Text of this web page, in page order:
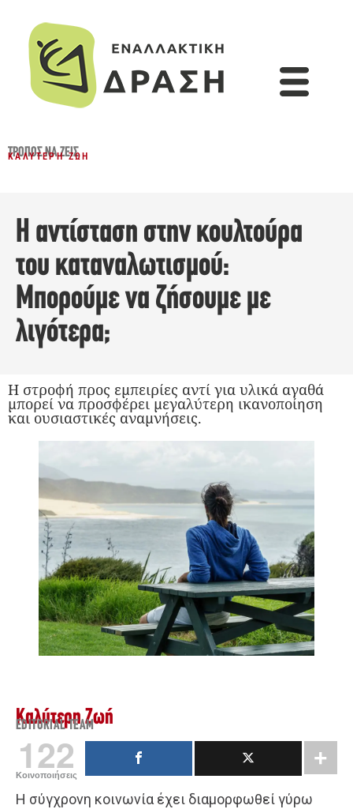
ΤΡΌΠΟΣ ΝΑ ΖΕΙΣ
ΚΑΛΎΤΕΡΗ ΖΩΉ
Η αντίσταση στην κουλτούρα
του καταναλωτισμού:
Μπορούμε να ζήσουμε με
λιγότερα;
Η στροφή προς εμπειρίες αντί για υλικά αγαθά
μπορεί να προσφέρει μεγαλύτερη ικανοποίηση
και ουσιαστικές αναμνήσεις.
Καλύτερη Ζωή
EDITORIAL TEAM
122
Κοινοποιήσεις
Η σύγχρονη κοινωνία έχει διαμορφωθεί γύρω